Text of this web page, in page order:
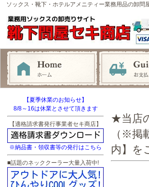
ソックス・靴下・ホテルアメニティー業務用品の卸問
★当店
（※掲
内】を
【夏季休業のお知らせ】
8/8～16は休業とさせて頂きます
【適格請求書発行事業者セキ商店】
※納品書・領収書等の発行はこちら
■話題のネッククーラー大量入荷中!